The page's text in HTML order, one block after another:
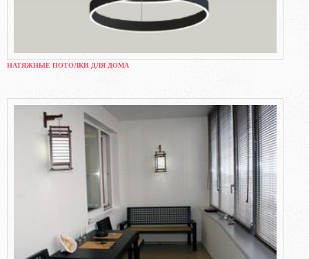
НАТЯЖНЫЕ ПОТОЛКИ ДЛЯ ДОМА